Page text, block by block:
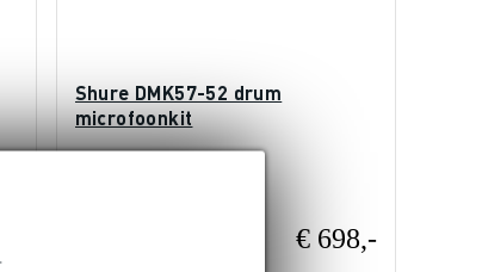
Shure DMK57-52 drum
microfoonkit
€ 698,-